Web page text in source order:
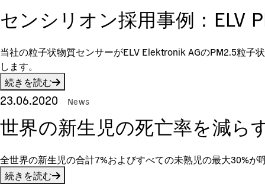
センシリオン採用事例：ELV
当社の粒子状物質センサーがELV Elektronik AGのPM2.5粒子
します。
続きを読む
23.06.2020 News
世界の新生児の死亡率を減ら
全世界の新生児の合計7%およびすべての未熟児の最大30%
続きを読む